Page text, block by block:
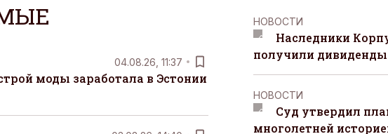
04.08.26, 11:37
моды заработала в Эстонии
НОВОСТИ
Наследники
получили
НОВОСТИ
Суд утвердил
многолетней